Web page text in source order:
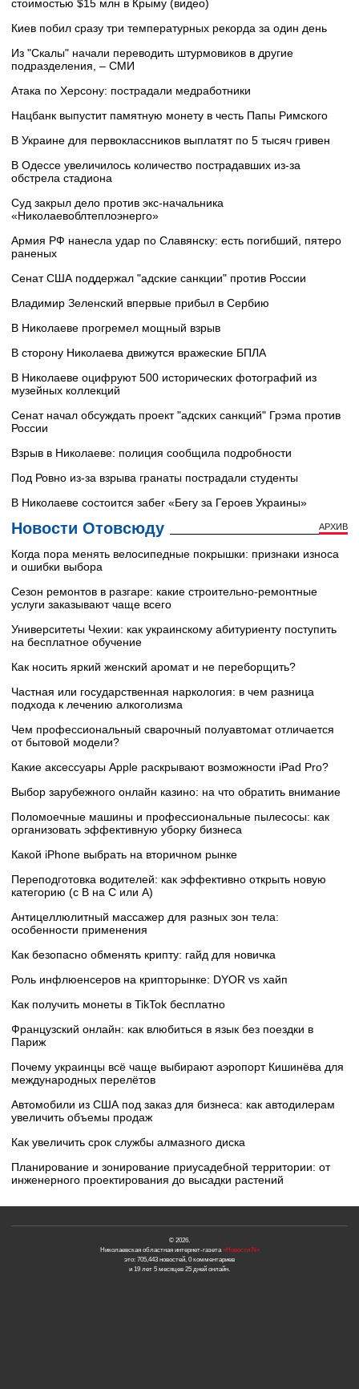
стоимостью $15 млн в Крыму (видео)
Киев побил сразу три температурных рекорда за один день
Из "Скалы" начали переводить штурмовиков в другие
подразделения, – СМИ
Атака по Херсону: пострадали медработники
Нацбанк выпустит памятную монету в честь Папы Римского
В Украине для первоклассников выплатят по 5 тысяч гривен
В Одессе увеличилось количество пострадавших из-за
обстрела стадиона
Суд закрыл дело против экс-начальника
«Николаевоблтеплоэнерго»
Армия РФ нанесла удар по Славянску: есть погибший, пятеро
раненых
Сенат США поддержал "адские санкции" против России
Владимир Зеленский впервые прибыл в Сербию
В Николаеве прогремел мощный взрыв
В сторону Николаева движутся вражеские БПЛА
В Николаеве оцифруют 500 исторических фотографий из
музейных коллекций
Сенат начал обсуждать проект "адских санкций" Грэма против
России
Взрыв в Николаеве: полиция сообщила подробности
Под Ровно из-за взрыва гранаты пострадали студенты
В Николаеве состоится забег «Бегу за Героев Украины»
Новости Отовсюду АРХИВ
Когда пора менять велосипедные покрышки: признаки износа
и ошибки выбора
Сезон ремонтов в разгаре: какие строительно-ремонтные
услуги заказывают чаще всего
Университеты Чехии: как украинскому абитуриенту поступить
на бесплатное обучение
Как носить яркий женский аромат и не переборщить?
Частная или государственная наркология: в чем разница
подхода к лечению алкоголизма
Чем профессиональный сварочный полуавтомат отличается
от бытовой модели?
Какие аксессуары Apple раскрывают возможности iPad Pro?
Выбор зарубежного онлайн казино: на что обратить внимание
Поломоечные машины и профессиональные пылесосы: как
организовать эффективную уборку бизнеса
Какой iPhone выбрать на вторичном рынке
Переподготовка водителей: как эффективно открыть новую
категорию (с B на C или А)
Антицеллюлитный массажер для разных зон тела:
особенности применения
Как безопасно обменять крипту: гайд для новичка
Роль инфлюенсеров на крипторынке: DYOR vs хайп
Как получить монеты в TikTok бесплатно
Французский онлайн: как влюбиться в язык без поездки в
Париж
Почему украинцы всё чаще выбирают аэропорт Кишинёва для
международных перелётов
Автомобили из США под заказ для бизнеса: как автодилерам
увеличить объемы продаж
Как увеличить срок службы алмазного диска
Планирование и зонирование приусадебной территории: от
инженерного проектирования до высадки растений
© 2026.
Николаевская областная интернет-газета«Новости N»
это: 705,443 новостей, 0 комментариев
и 19 лет 5 месяцев 25 дней онлайн.